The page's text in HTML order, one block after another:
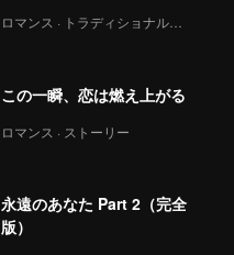
I Dream(Still Ver.)
No Way(Still Ver.)
ロマンス · トラディショナル・コスチューム
この一瞬、恋は燃え上がる
ロマンス · ストーリー
永遠のあなた Part 2（完全
版）